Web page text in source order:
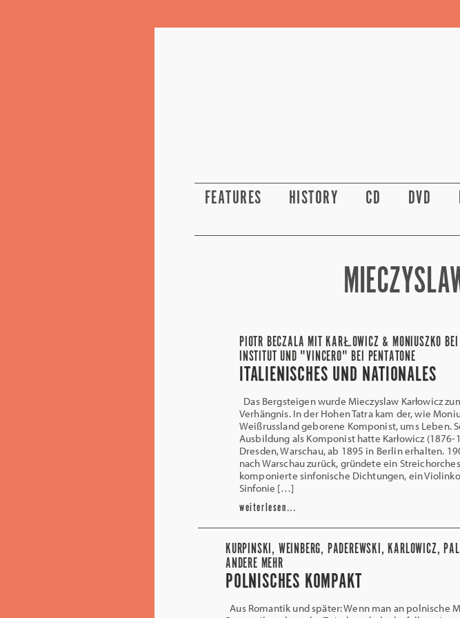
FEATURES HISTORY CD DVD
PIOTR BECZALA MIT KARŁOWICZ & MONIUSZKO BEI
INSTITUT UND "VINCERO" BEI PENTATONE
ITALIENISCHES UND NATIONALES
Das Bergsteigen wurde Mieczyslaw Karłowicz
Verhängnis. In der Hohen Tatra kam der, wie
Weißrussland geborene Komponist, ums Leben.
Ausbildung als Komponist hatte Karłowicz (1876-
Dresden, Warschau, ab 1895 in Berlin erhalten.
nach Warschau zurück, gründete ein
komponierte sinfonische Dichtungen, ein
Sinfonie […]
weiterlesen...
KURPINSKI, WEINBERG, PADEREWSKI, KARLOWICZ,
ANDERE MEHR
POLNISCHES KOMPAKT
Aus Romantik und später: Wenn man an polnische